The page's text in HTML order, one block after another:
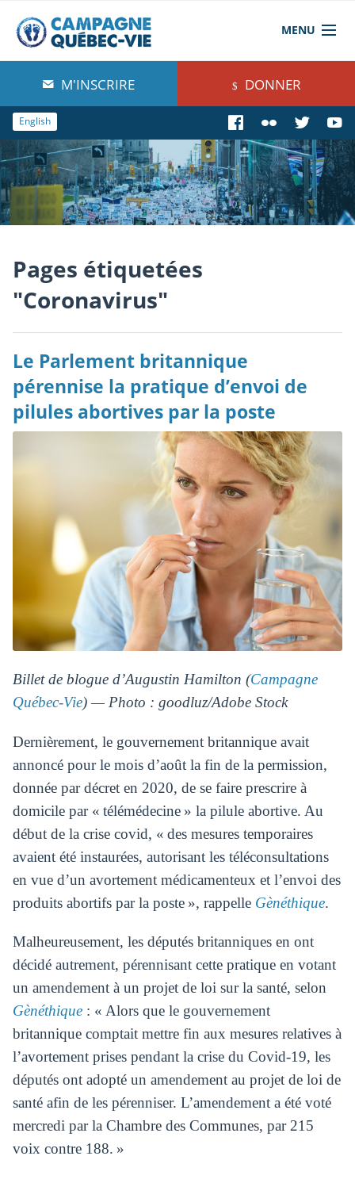
MENU
À propos de nous
Blog
Comprendre
Agir
Boutique
M'INSCRIRE DONNER
English
Pages étiquetées
"Coronavirus"
Le Parlement britannique
pérennise la pratique d’envoi de
pilules abortives par la poste
Billet de blogue d’Augustin Hamilton (Campagne
Québec-Vie) — Photo : goodluz/Adobe Stock
Dernièrement, le gouvernement britannique avait
annoncé pour le mois d’août la fin de la permission,
donnée par décret en 2020, de se faire prescrire à
domicile par « télémédecine » la pilule abortive. Au
début de la crise covid, « des mesures temporaires
avaient été instaurées, autorisant les téléconsultations
en vue d’un avortement médicamenteux et l’envoi des
produits abortifs par la poste », rappelle Gènéthique.
Malheureusement, les députés britanniques en ont
décidé autrement, pérennisant cette pratique en votant
un amendement à un projet de loi sur la santé, selon
Gènéthique : « Alors que le gouvernement
britannique comptait mettre fin aux mesures relatives à
l’avortement prises pendant la crise du Covid-19, les
députés ont adopté un amendement au projet de loi de
santé afin de les pérenniser. L’amendement a été voté
mercredi par la Chambre des Communes, par 215
voix contre 188. »